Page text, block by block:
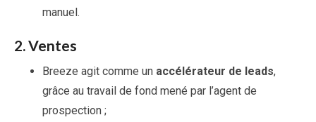
manuel.
2.Ventes
Breeze agit comme un accélérateur de leads,
grâce au travail de fond mené par l’agent de
prospection ;